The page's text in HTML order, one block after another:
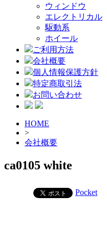
ウィンドウ
エレクトリカル
駆動系
ホイール
ご利用方法
会社概要
個人情報保護方針
特定商取引法
お問い合わせ
HOME
>
会社概要
ca0105 white
Pocket